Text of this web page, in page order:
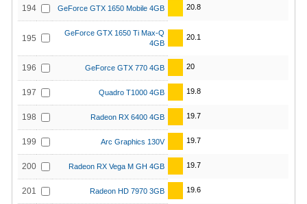
194 GeForce GTX 1650 Mobile 4GB 20.8
195
GeForce GTX 1650 Ti Max-Q
4GB
20.1
196 GeForce GTX 770 4GB 20
197 Quadro T1000 4GB 19.8
198 Radeon RX 6400 4GB 19.7
199 Arc Graphics 130V 19.7
200 Radeon RX Vega M GH 4GB 19.7
201 Radeon HD 7970 3GB 19.6